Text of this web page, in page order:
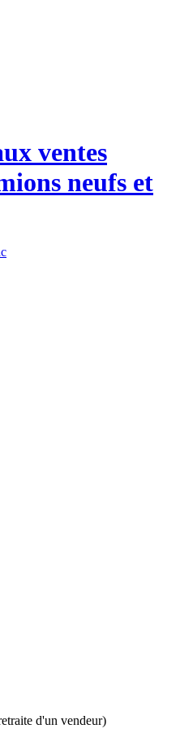
ventes
neufs et
d'un vendeur)